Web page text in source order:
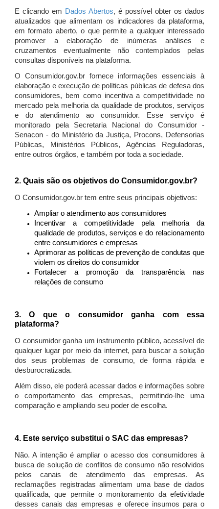
E clicando em Dados Abertos, é possível obter os dados
atualizados que alimentam os indicadores da plataforma,
em formato aberto, o que permite a qualquer interessado
promover a elaboração de inúmeras análises e
cruzamentos eventualmente não contemplados pelas
consultas disponíveis na plataforma.
O Consumidor.gov.br fornece informações essenciais à
elaboração e execução de políticas públicas de defesa dos
consumidores, bem como incentiva a competitividade no
mercado pela melhoria da qualidade de produtos, serviços
e do atendimento ao consumidor. Esse serviço é
monitorado pela Secretaria Nacional do Consumidor -
Senacon - do Ministério da Justiça, Procons, Defensorias
Públicas, Ministérios Públicos, Agências Reguladoras,
entre outros órgãos, e também por toda a sociedade.
2. Quais são os objetivos do Consumidor.gov.br?
O Consumidor.gov.br tem entre seus principais objetivos:
Ampliar o atendimento aos consumidores
Incentivar a competitividade pela melhoria da
qualidade de produtos, serviços e do relacionamento
entre consumidores e empresas
Aprimorar as políticas de prevenção de condutas que
violem os direitos do consumidor
Fortalecer a promoção da transparência nas
relações de consumo
3. O que o consumidor ganha com essa
plataforma?
O consumidor ganha um instrumento público, acessível de
qualquer lugar por meio da internet, para buscar a solução
dos seus problemas de consumo, de forma rápida e
desburocratizada.
Além disso, ele poderá acessar dados e informações sobre
o comportamento das empresas, permitindo-lhe uma
comparação e ampliando seu poder de escolha.
4. Este serviço substitui o SAC das empresas?
Não. A intenção é ampliar o acesso dos consumidores à
busca de solução de conflitos de consumo não resolvidos
pelos canais de atendimento das empresas. As
reclamações registradas alimentam uma base de dados
qualificada, que permite o monitoramento da efetividade
desses canais das empresas e oferece insumos para o